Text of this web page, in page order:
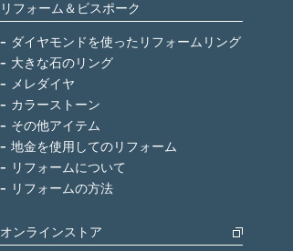
リフォーム＆ビスポーク
ダイヤモンドを使ったリフォームリング
大きな石のリング
メレダイヤ
カラーストーン
その他アイテム
地金を使用してのリフォーム
リフォームについて
リフォームの方法
オンラインストア